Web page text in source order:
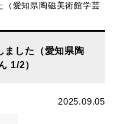
（愛知県陶磁美術館学芸
ました（愛知県陶
1/2）
2025.09.05